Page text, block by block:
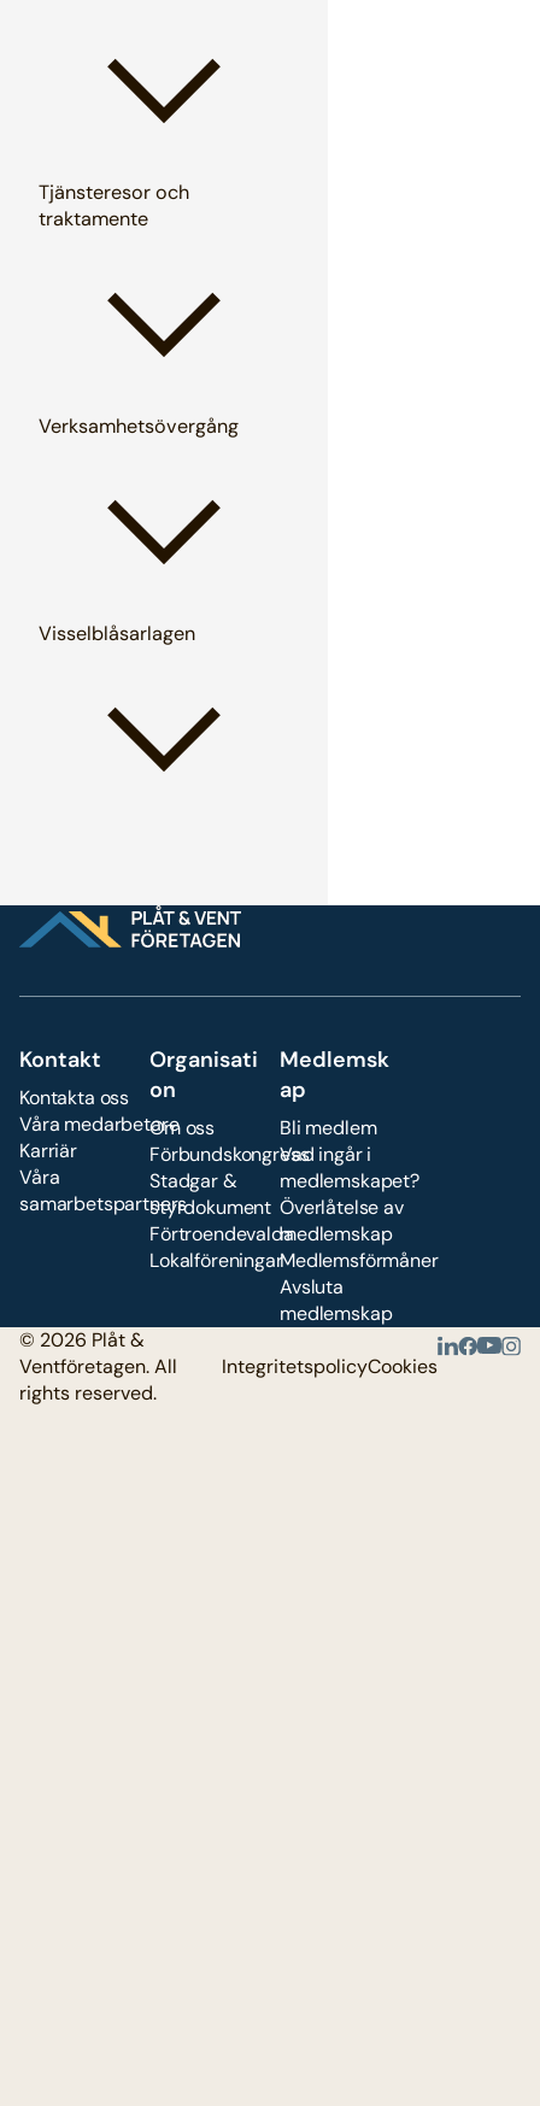
Tjänsteresor och
traktamente
Verksamhetsövergång
Visselblåsarlagen
Kontakt
Kontakta oss
Våra medarbetare
Karriär
Våra
samarbetspartners
Organisati
on
Om oss
Förbundskongress
Stadgar &
styrdokument
Förtroendevalda
Lokalföreningar
Medlemsk
ap
Bli medlem
Vad ingår i
medlemskapet?
Överlåtelse av
medlemskap
Medlemsförmåner
Avsluta
medlemskap
© 2026 Plåt &
Ventföretagen. All
rights reserved.
IntegritetspolicyCookies